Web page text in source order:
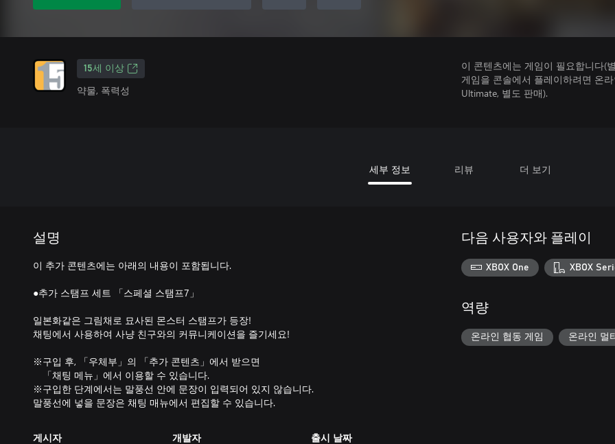
15세 이상
약물, 폭력성
이 콘텐츠에는 게임이 필요합니다(
게임을 콘솔에서 플레이하려면 온
Ultimate, 별도 판매).
세부 정보 리뷰 더 보기
설명
이 추가 콘텐츠에는 아래의 내용이 포함됩니다.
●추가 스탬프 세트 「스페셜 스탬프7」
일본화같은 그림채로 묘사된 몬스터 스탬프가 등장!
채팅에서 사용하여 사냥 친구와의 커뮤니케이션을 즐기세요!
※구입 후, 「우체부」의 「추가 콘텐츠」에서 받으면
「채팅 메뉴」에서 이용할 수 있습니다.
※구입한 단계에서는 말풍선 안에 문장이 입력되어 있지 않습니다.
말풍선에 넣을 문장은 채팅 매뉴에서 편집할 수 있습니다.
게시자 개발자 출시 날짜
다음 사용자와 플레이
XBOX One XBOX
역량
온라인 협동 게임 온라인 멀